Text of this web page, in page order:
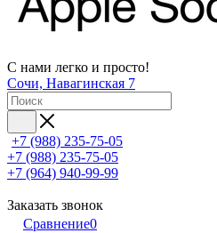
С нами легко и просто!
Сочи, Навагинская 7
+7 (988) 235-75-05
+7 (988) 235-75-05
+7 (964) 940-99-99
Заказать звонок
Сравнение0